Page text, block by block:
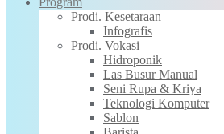
Prodi. Kesetaraan
Infografis
Prodi. Vokasi
Hidroponik
Las Busur Manual
Seni Rupa & Kriya
Teknologi Komputer
Sablon